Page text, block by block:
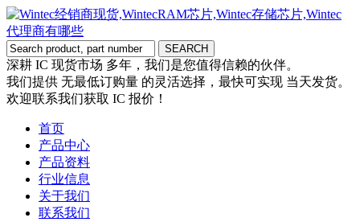
深耕 IC 现货市场 多年，我们是您值得信赖的伙伴。
我们提供 无最低订购量 的灵活选择，最快可实现 当天发货。
欢迎联系我们获取 IC 报价！
首页
产品中心
产品资料
行业信息
关于我们
联系我们